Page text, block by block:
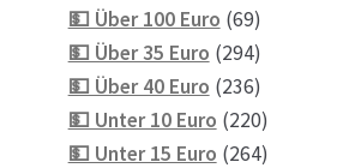
Produkte
💵 Über 100 Euro 6969
Produkte
💵 Über 35 Euro 294294
Produkte
💵 Über 40 Euro 236236
Produkte
💵 Unter 10 Euro 220220
Produkte
💵 Unter 15 Euro 264264